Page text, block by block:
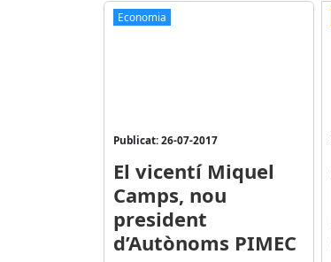
Economia
Publicat: 26-07-2017
El vicentí Miquel
Camps, nou
president
d’Autònoms PIMEC